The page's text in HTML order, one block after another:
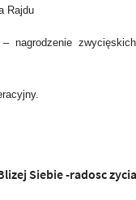
Rajdu
nagrodzenie
Siebie -radosc zycia